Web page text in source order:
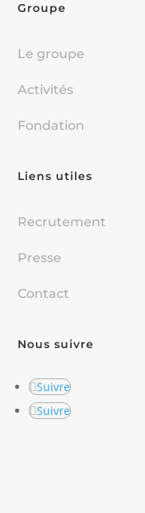
Groupe
Le groupe
Activités
Fondation
Liens utiles
Recrutement
Presse
Contact
Nous suivre
Suivre
Suivre